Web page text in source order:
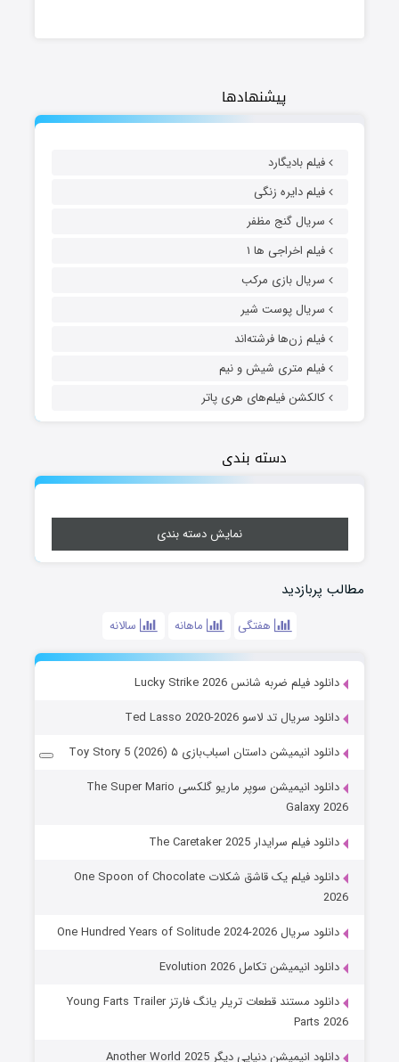
پیشنهادها
فیلم بادیگارد
فیلم دایره زنگی
سریال گنج مظفر
فیلم اخراجی ها ۱
سریال بازی مرکب
سریال پوست شیر
فیلم زن‌ها فرشته‌اند
فیلم متری شیش و نیم
کالکشن فیلم‌های هری پاتر
دسته بندی
نمایش دسته بندی
مطالب پربازدید
هفتگی ماهانه سالانه
دانلود فیلم ضربه شانس Lucky Strike 2026
دانلود سریال تد لاسو Ted Lasso 2020-2026
دانلود انیمیشن داستان اسباب‌بازی ۵ Toy Story 5 (2026)
دانلود انیمیشن سوپر ماریو گلکسی The Super Mario
Galaxy 2026
دانلود فیلم سرایدار The Caretaker 2025
دانلود فیلم یک قاشق شکلات One Spoon of Chocolate
2026
دانلود سریال One Hundred Years of Solitude 2024-2026
دانلود انیمیشن تکامل Evolution 2026
دانلود مستند قطعات تریلر یانگ فارتز Young Farts Trailer
Parts 2026
دانلود انیمیشن دنیایی دیگر Another World 2025